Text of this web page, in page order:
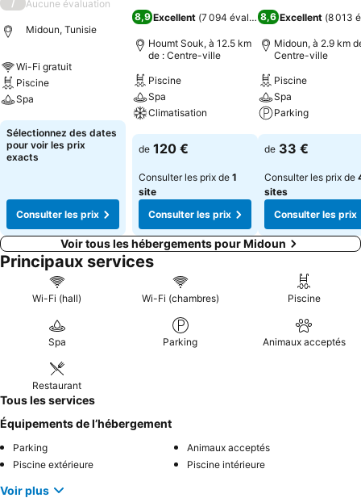
/ Aucune évaluation
Midoun, Tunisie
Wi-Fi gratuit
Piscine
Spa
Consulter les prix
Sélectionnez des dates
pour voir les prix
exacts
Consulter les prix
8,9 Excellent (7 094 évaluations)
Houmt Souk, à 12.5 km
de : Centre-ville
Piscine
Spa
Climatisation
Consulter les prix
de 120 €
Consulter les prix de 1
site
Consulter les prix
8,6 Excellent (8 013
Midoun, à 2.9 km
Centre-ville
Piscine
Spa
Parking
Consulter les
de 33 €
Consulter les prix de
sites
Consulter les prix
Voir tous les hébergements pour Midoun
Principaux services
Wi-Fi (hall) Wi-Fi (chambres) Piscine
Spa Parking Animaux acceptés
Restaurant
Tous les services
Équipements de l’hébergement
Parking
Animaux acceptés
Piscine extérieure
Piscine intérieure
Voir plus